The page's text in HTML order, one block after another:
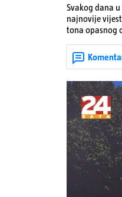
Svakog dana
najnovije
tona opasnog